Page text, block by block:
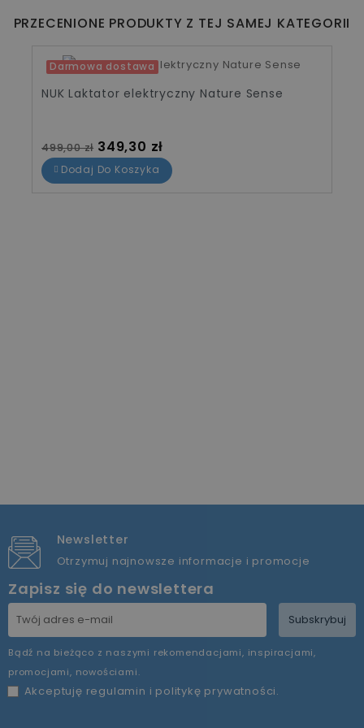
PRZECENIONE PRODUKTY Z TEJ SAMEJ KATEGORII
Darmowa dostawa
-30%
NUK Laktator elektryczny Nature Sense
Cena standardowa
499,00 zł Cena
349,30 zł
Dodaj Do Koszyka
Newsletter
Otrzymuj najnowsze informacje i promocje
Zapisz się do newslettera
Subskrybuj
Bądź na bieżąco z naszymi rekomendacjami, inspiracjami,
promocjami, nowościami.
Akceptuję regulamin i politykę prywatności.